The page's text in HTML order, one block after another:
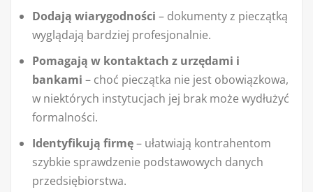
Dodają wiarygodności – dokumenty z pieczątką
wyglądają bardziej profesjonalnie.
Pomagają w kontaktach z urzędami i
bankami – choć pieczątka nie jest obowiązkowa,
w niektórych instytucjach jej brak może wydłużyć
formalności.
Identyfikują firmę– ułatwiają kontrahentom
szybkie sprawdzenie podstawowych danych
przedsiębiorstwa.